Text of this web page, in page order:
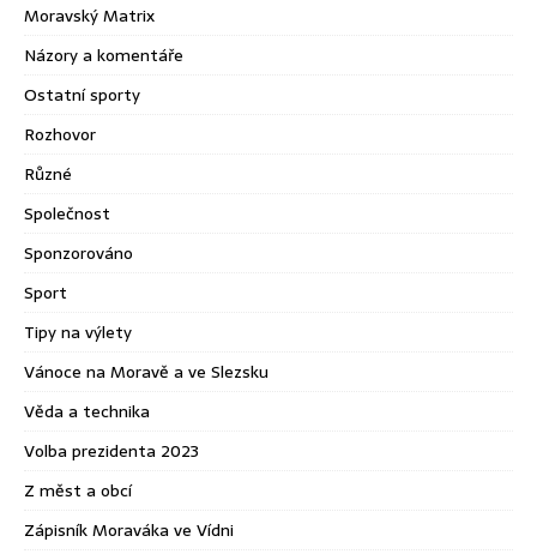
Moravský Matrix
Názory a komentáře
Ostatní sporty
Rozhovor
Různé
Společnost
Sponzorováno
Sport
Tipy na výlety
Vánoce na Moravě a ve Slezsku
Věda a technika
Volba prezidenta 2023
Z měst a obcí
Zápisník Moraváka ve Vídni